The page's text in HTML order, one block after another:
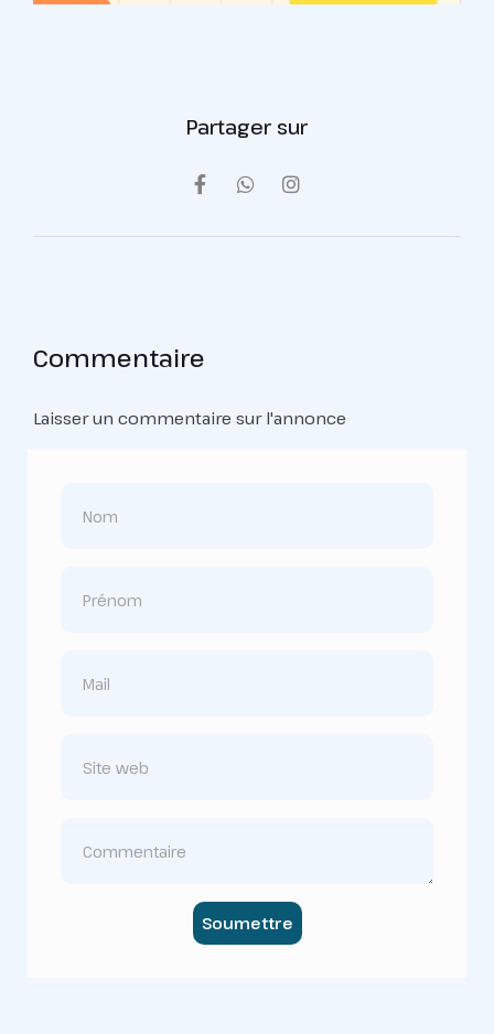
Partager sur
Commentaire
Laisser un commentaire sur l'annonce
Soumettre